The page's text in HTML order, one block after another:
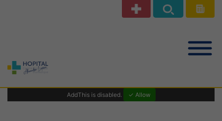
Notre offre de soins
AddThis is disabled. ✓ Allow